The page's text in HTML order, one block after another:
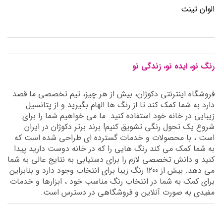
الوان تینت
رنگ نو، ایده نو، زندگی نو
فروشگاه اینترنتی دکوژان، بیش از هر چیز، تیم تخصصی ما قصد
دارد به شما کمک کند تا از رنگ ها الهام بگیرید و از پتانسیل
زیبایی در خانه خود استفاده کنید. ما می خواهیم شما را برای
شروع یک تحول رنگی تشویق کنیم! برند برتر دکوژان در ایران
است ، با محصولات و خدمات گسترده ای طراحی شده است که
به شما کمک می کند رنگ هایی را که در خانه دوست دارید پیدا
کنید و دانش تخصصی لازم را برای دستیابی به نتایج عالی به شما
می دهد. بیش از 1200 رنگ زیبا برای انتخاب وجود دارد و بنابراین
برای کمک به شما در انتخاب رنگ مناسب خود ، ابزارها و خدمات
مفیدی به صورت آنلاین و فروشگاهی در دسترس است.